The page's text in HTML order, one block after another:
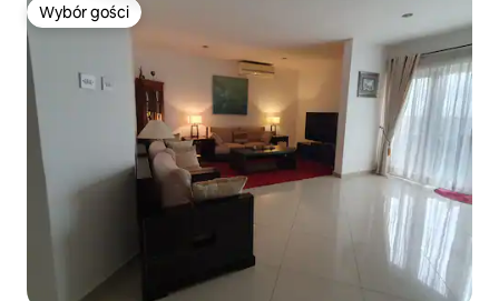
Wybór gości
Wybór gości